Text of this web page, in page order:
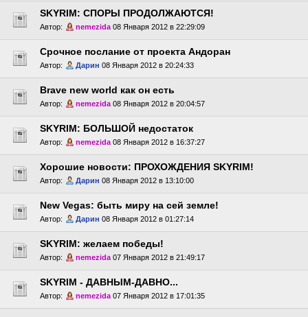
SKYRIM: СПОРЫ ПРОДОЛЖАЮТСЯ!
Автор: nemezida 08 Января 2012 в 22:29:09
Срочное послание от проекта Андоран
Автор: Дарин 08 Января 2012 в 20:24:33
Brave new world как он есть
Автор: nemezida 08 Января 2012 в 20:04:57
SKYRIM: БОЛЬШОЙ недостаток
Автор: nemezida 08 Января 2012 в 16:37:27
Хорошие новости: ПРОХОЖДЕНИЯ SKYRIM!
Автор: Дарин 08 Января 2012 в 13:10:00
New Vegas: быть миру на сей земле!
Автор: Дарин 08 Января 2012 в 01:27:14
SKYRIM: желаем победы!
Автор: nemezida 07 Января 2012 в 21:49:17
SKYRIM - ДАВНЫМ-ДАВНО...
Автор: nemezida 07 Января 2012 в 17:01:35